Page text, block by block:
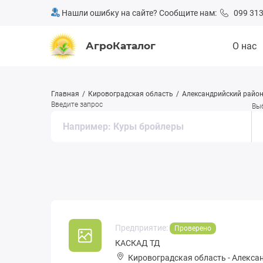
Нашли ошибку на сайте? Сообщите нам: 099
АгроКаталог О нас
Главная Кировоградская область
Александрийский район
Введите запрос
Предприятие: Проверено
КАСКАД ТД
Кировоградская область -